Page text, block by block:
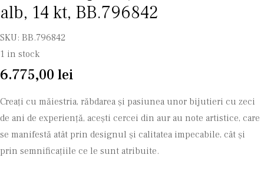
alb, 14 kt, BB.796842
SKU: BB.796842
1 in stock
6.775,00 lei
Creați cu măiestria, răbdarea și pasiunea unor bijutieri cu zeci
de ani de experiență, acești cercei din aur au note artistice, care
se manifestă atât prin designul și calitatea impecabile, cât și
prin semnificațiile ce le sunt atribuite.